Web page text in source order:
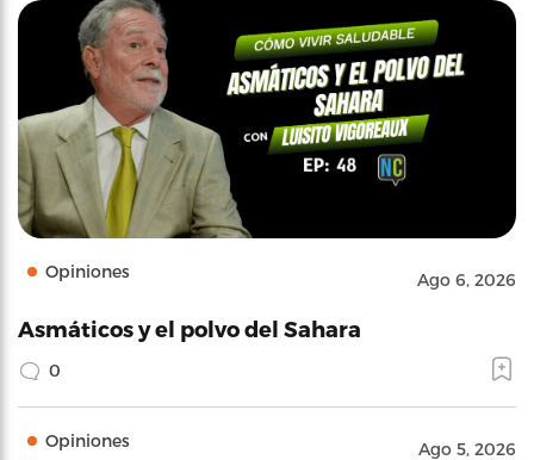
Opiniones Ago 6, 2026
Asmáticos y el polvo del Sahara
0
Opiniones Ago 5, 2026